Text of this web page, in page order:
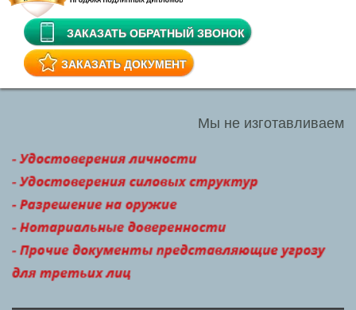
ЗАКАЗАТЬ ОБРАТНЫЙ ЗВОНОК
ЗАКАЗАТЬ ДОКУМЕНТ
Мы не изготавливаем